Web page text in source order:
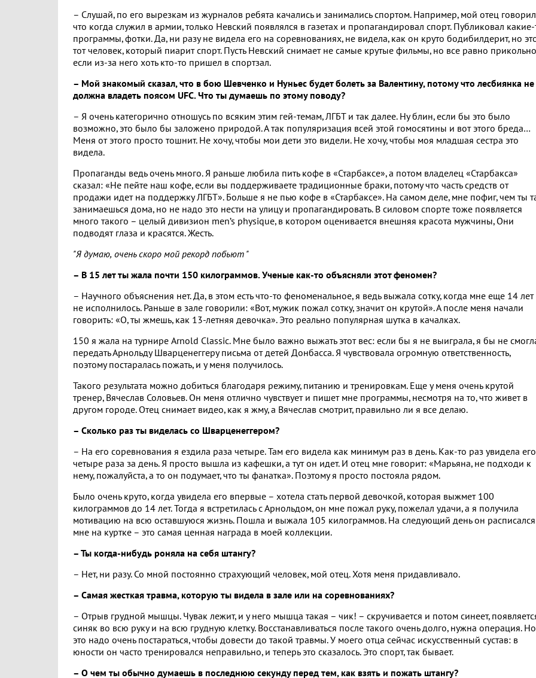
– Слушай, по его вырезкам из журналов ребята качались и занимались спортом. Например, мой отец
что когда служил в армии, только Невский появлялся в газетах и пропагандировал спорт. Публиковал какие-
программы, фотки. Да, ни разу не видела его на соревнованиях, не видела, как он круто бодибилдерит, но
тот человек, который пиарит спорт. Пусть Невский снимает не самые крутые фильмы, но все равно
если из-за него хоть кто-то пришел в спортзал.
– Мой знакомый сказал, что в бою Шевченко и Нуньес будет болеть за Валентину, потому что лесбиянка не
должна владеть поясом UFC. Что ты думаешь по этому поводу?
– Я очень категорично отношусь по всяким этим гей-темам, ЛГБТ и так далее. Ну блин, если бы это было
возможно, это было бы заложено природой. А так популяризация всей этой гомосятины и вот этого бреда…
Меня от этого просто тошнит. Не хочу, чтобы мои дети это видели. Не хочу, чтобы моя младшая сестра это
видела.
Пропаганды ведь очень много. Я раньше любила пить кофе в «Старбаксе», а потом владелец «Старбакса»
сказал: «Не пейте наш кофе, если вы поддерживаете традиционные браки, потому что часть средств от
продажи идет на поддержку ЛГБТ». Больше я не пью кофе в «Старбаксе». На самом деле, мне пофиг, чем ты
занимаешься дома, но не надо это нести на улицу и пропагандировать. В силовом спорте тоже появляется
много такого – целый дивизион men’s physique, в котором оценивается внешняя красота мужчины, Они
подводят глаза и красятся. Жесть.
"Я думаю, очень скоро мой рекорд побьют "
– В 15 лет ты жала почти 150 килограммов. Ученые как-то объясняли этот феномен?
– Научного объяснения нет. Да, в этом есть что-то феноменальное, я ведь выжала сотку, когда мне еще 14 лет
не исполнилось. Раньше в зале говорили: «Вот, мужик пожал сотку, значит он крутой». А после меня начали
говорить: «О, ты жмешь, как 13-летняя девочка». Это реально популярная шутка в качалках.
150 я жала на турнире Arnold Classic. Мне было важно выжать этот вес: если бы я не выиграла, я бы не
передать Арнольду Шварценеггеру письма от детей Донбасса. Я чувствовала огромную ответственность,
поэтому постаралась пожать, и у меня получилось.
Такого результата можно добиться благодаря режиму, питанию и тренировкам. Еще у меня очень крутой
тренер, Вячеслав Соловьев. Он меня отлично чувствует и пишет мне программы, несмотря на то, что живет в
другом городе. Отец снимает видео, как я жму, а Вячеслав смотрит, правильно ли я все делаю.
– Сколько раз ты виделась со Шварценеггером?
– На его соревнования я ездила раза четыре. Там его видела как минимум раз в день. Как-то раз увидела его
четыре раза за день. Я просто вышла из кафешки, а тут он идет. И отец мне говорит: «Марьяна, не подходи к
нему, пожалуйста, а то он подумает, что ты фанатка». Поэтому я просто постояла рядом.
Было очень круто, когда увидела его впервые – хотела стать первой девочкой, которая выжмет 100
килограммов до 14 лет. Тогда я встретилась с Арнольдом, он мне пожал руку, пожелал удачи, а я получила
мотивацию на всю оставшуюся жизнь. Пошла и выжала 105 килограммов. На следующий день он расписался
мне на куртке – это самая ценная награда в моей коллекции.
– Ты когда-нибудь роняла на себя штангу?
– Нет, ни разу. Со мной постоянно страхующий человек, мой отец. Хотя меня придавливало.
– Самая жесткая травма, которую ты видела в зале или на соревнованиях?
– Отрыв грудной мышцы. Чувак лежит, и у него мышца такая – чик! – скручивается и потом синеет,
синяк во всю руку и на всю грудную клетку. Восстанавливаться после такого очень долго, нужна операция. Но
это надо очень постараться, чтобы довести до такой травмы. У моего отца сейчас искусственный сустав: в
юности он часто тренировался неправильно, и теперь это сказалось. Это спорт, так бывает.
– О чем ты обычно думаешь в последнюю секунду перед тем, как взять и пожать штангу?